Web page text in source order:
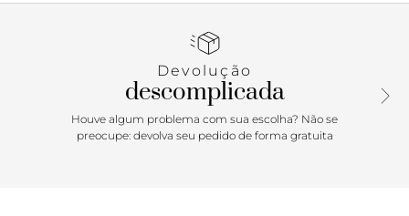
destaca pelo charmoso fechamento com amarração no
Devolução
descomplicada
Houve algum problema com sua escolha? Não se
preocupe: devolva seu pedido de forma gratuita